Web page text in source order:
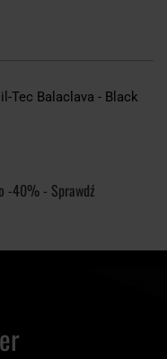
Tec Balaclava - Black